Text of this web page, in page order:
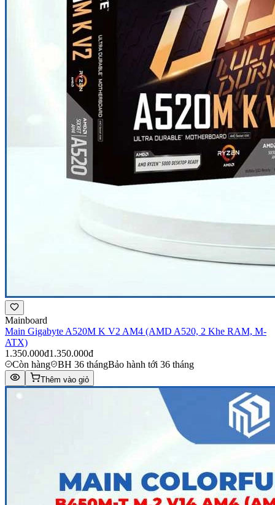
Mainboard
Main Gigabyte A520M K V2 AM4 (AMD A520, 2 Khe RAM, M-
ATX)
1.350.000đ1.350.000đ
Còn hàng
BH 36 thángBảo hành tới 36 tháng
Thêm vào giỏ